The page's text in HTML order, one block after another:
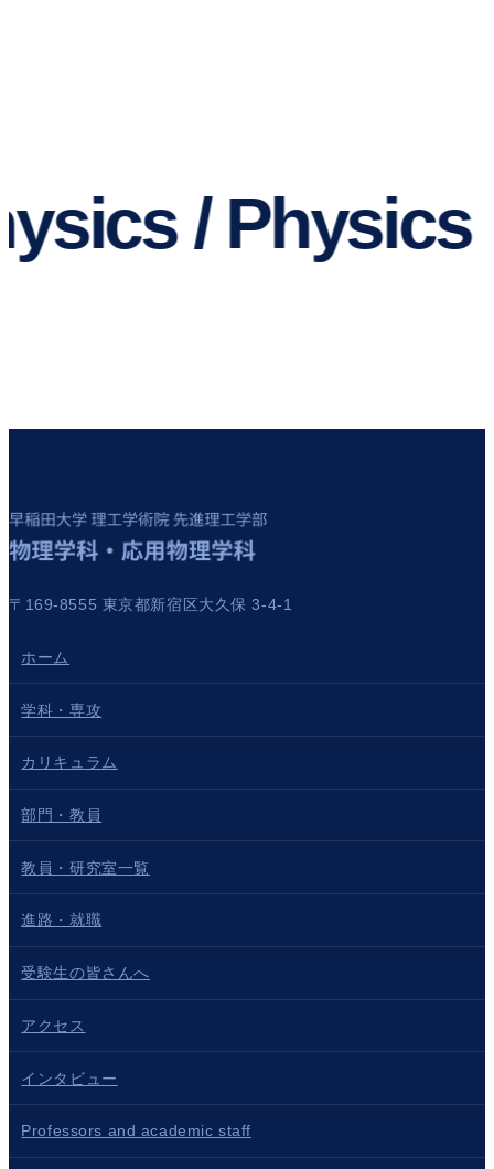
/ Physics
〒169-8555 東京都新宿区大久保 3-4-1
ホーム
学科・専攻
カリキュラム
部門・教員
教員・研究室一覧
進路・就職
受験生の皆さんへ
アクセス
インタビュー
Professors and academic staff